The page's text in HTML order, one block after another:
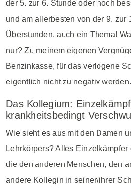
der 5. zur 6. Stunde oder noch
und am allerbesten von der 9. zur
Überstunden, auch ein Thema!
nur? Zu meinem eigenen
Benzinkasse, für das verlogene
eigentlich nicht zu negativ werden.
Das Kollegium:
krankheitsbedingt
Wie sieht es aus mit den Damen
Lehrkörpers? Alles
die den anderen Menschen, den
andere Kollegin in seiner/ihrer